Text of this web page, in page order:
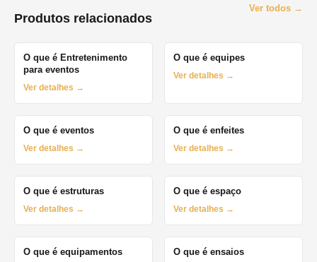
Produtos relacionados
Ver todos →
O que é Entretenimento
para eventos
Ver detalhes →
O que é equipes
Ver detalhes →
O que é eventos
Ver detalhes →
O que é enfeites
Ver detalhes →
O que é estruturas
Ver detalhes →
O que é espaço
Ver detalhes →
O que é equipamentos O que é ensaios